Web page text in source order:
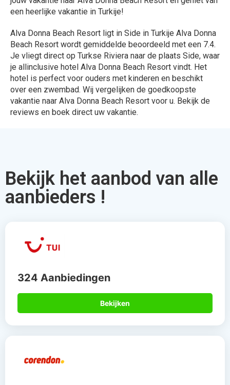
een heerlijke vakantie in Turkije!
Alva Donna Beach Resort ligt in Side in Turkije Alva Donna
Beach Resort wordt gemiddelde beoordeeld met een 7.4.
Je vliegt direct op Turkse Riviera naar de plaats Side, waar
je allinclusive hotel Alva Donna Beach Resort vindt. Het
hotel is perfect voor ouders met kinderen en beschikt
over een zwembad. Wij vergelijken de goedkoopste
vakantie naar Alva Donna Beach Resort voor u. Bekijk de
reviews en boek direct uw vakantie.
Bekijk het aanbod van alle
aanbieders !
324 Aanbiedingen
Bekijken